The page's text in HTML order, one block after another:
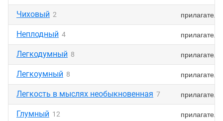
Чиховый 2
Неплодный 4
Легкодумный 8
Легкоумный 8
Легкость в мыслях необыкновенная 7
Глумный 12